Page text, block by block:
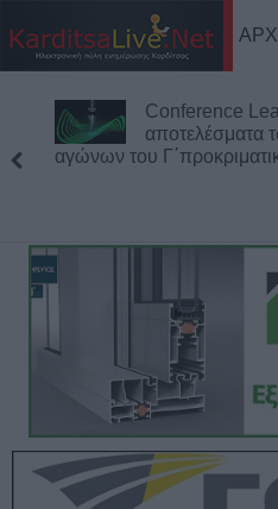
Conference
αποτελέσματα
αγώνων του